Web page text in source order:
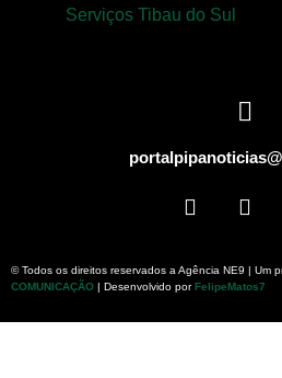
Serviços Tibau do Sul
© Todos os direitos reservados a Agência NE9 | Um
COMUNICAÇÃO
| Desenvolvido por FelipeMatos7